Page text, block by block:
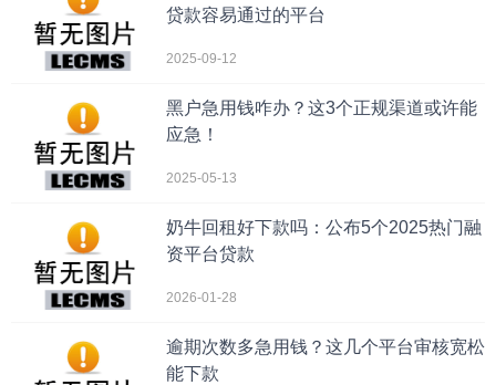
贷款容易通过的平台
2025-09-12
黑户急用钱咋办？这3个正规渠道或许能
应急！
2025-05-13
奶牛回租好下款吗：公布5个2025热门融
资平台贷款
2026-01-28
逾期次数多急用钱？这几个平台审核宽松
能下款